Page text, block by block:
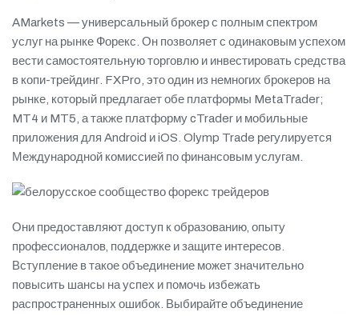
AMarkets — универсальный брокер с полным спектром
услуг на рынке Форекс. Он позволяет с одинаковым успехом
вести самостоятельную торговлю и инвестировать средства
в копи-трейдинг. FXPro, это один из немногих брокеров на
рынке, который предлагает обе платформы MetaTrader;
MT4 и MT5, а также платформу cTrader и мобильные
приложения для Android и iOS. Olymp Trade регулируется
Международной комиссией по финансовым услугам.
Они предоставляют доступ к образованию‚ опыту
профессионалов‚ поддержке и защите интересов.
Вступление в такое объединение может значительно
повысить шансы на успех и помочь избежать
распространенных ошибок. Выбирайте объединение